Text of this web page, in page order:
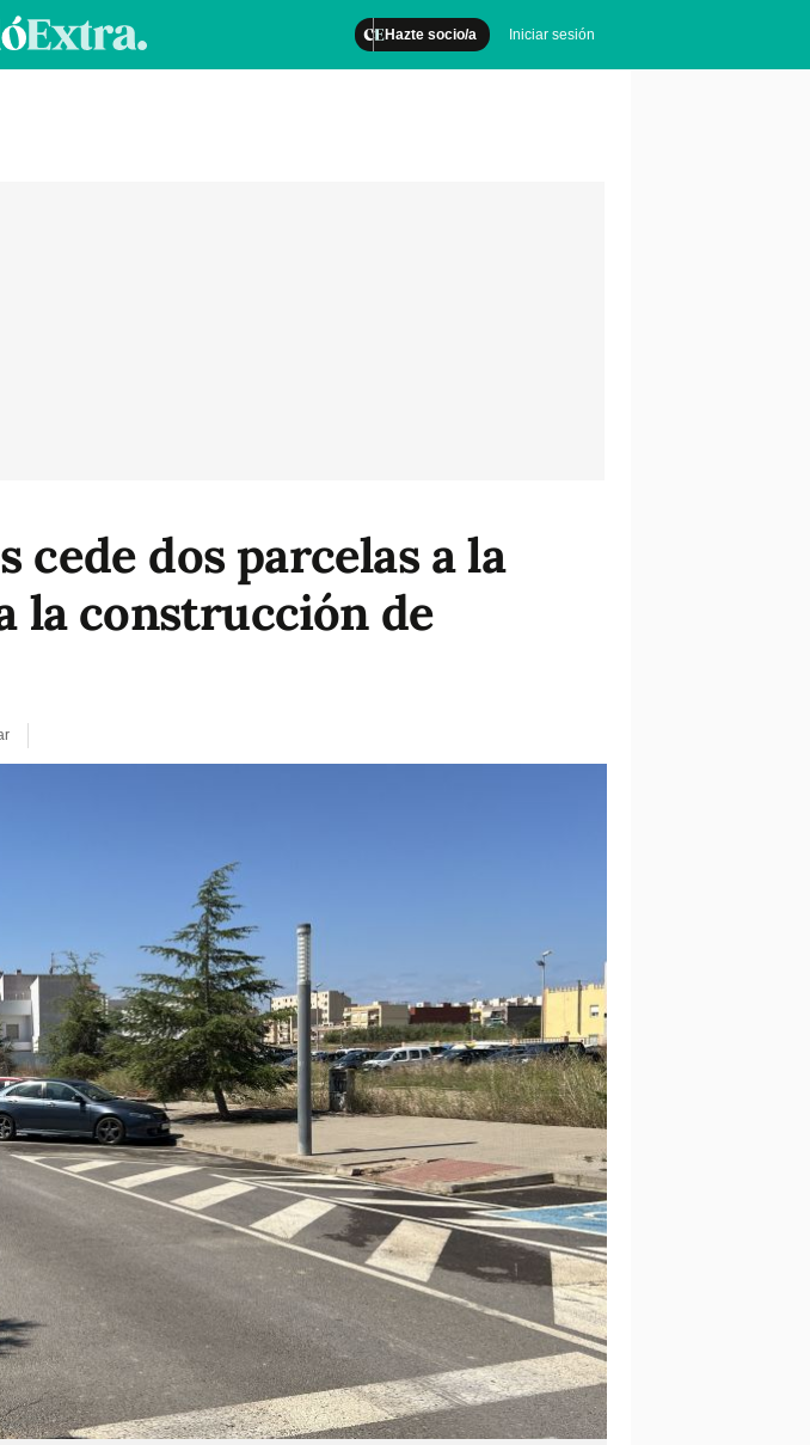
Hazte socio/a Iniciar sesión
dos parcelas a la
la construcción de